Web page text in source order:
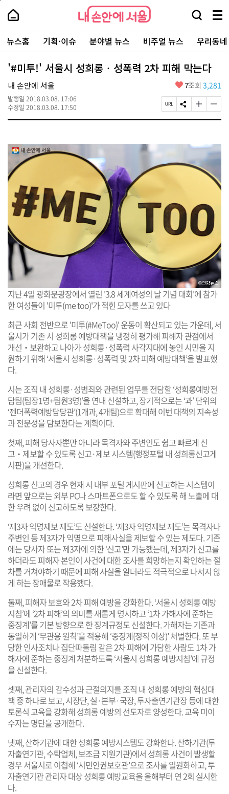
본
로
가
내
손
안
에
서
울
-
서
울
시
대
표
소
털
내
손
에
울
검
창
열
기
메
뉴
전
체
보
주
요
서
뉴스홈 기획·이슈 분야별 뉴스 비주얼 뉴스 우리동
'#미투!' 서울시 성희롱‧성폭력 2차 피해 막는다
내 손안에 서울
발행일 2018.03.08. 17:06
수정일 2018.03.08. 17:50
좋
요
7조회 3,281
페
이
R
L
복
사
S
N
유
하
기
글
자
크
게
변
경
하
글
자
작
게
변
경
하
기
지난 4일 광화문광장에서 열린 '3.8 세계여성의 날 기념 대회'에 참가
한 여성들이 '미투(me too)'가 적힌 모자를 쓰고 있다
최근 사회 전반으로 '미투(#MeToo)' 운동이 확산되고 있는 가운데, 서
울시가 기존 시 성희롱 예방대책을 냉정히 평가해 피해자 관점에서
개선‧보완하고 나아가 성희롱·성폭력 사각지대에 놓인 시민을 지
원하기 위해 ‘서울시 성희롱·성폭력 및 2차 피해 예방대책’을 발표했
다.
시는 조직 내 성희롱·성범죄와 관련된 업무를 전담할 ‘성희롱예방전
담팀(팀장1명+팀원3명)’을 연내 신설하고, 장기적으로는 ‘과’ 단위의
‘젠더폭력예방담당관’(1개과, 4개팀)으로 확대해 이번 대책의 지속성
과 전문성을 담보한다는 계획이다.
첫째, 피해 당사자뿐만 아니라 목격자와 주변인도 쉽고 빠르게 신
고‧제보할 수 있도록 신고·제보 시스템(행정포털 내 성희롱신고게
시판)을 개선한다.
성희롱 신고의 경우 현재 시 내부 포털 게시판에 신고하는 시스템이
라면 앞으로는 외부 PC나 스마트폰으로도 할 수 있도록 해 노출에 대
한 우려 없이 신고하도록 보장한다.
‘제3자 익명제보 제도’도 신설한다. ‘제3자 익명제보 제도’는 목격자나
주변인 등 제3자가 익명으로 피해사실을 제보할 수 있는 제도다. 기존
에는 당사자 또는 제3자에 의한 ‘신고’만 가능했는데, 제3자가 신고를
하더라도 피해자 본인이 사건에 대한 조사를 희망하는지 확인하는 절
차를 거쳐야하기 때문에 피해 사실을 알더라도 적극적으로 나서지 않
게 하는 장애물로 작용했다.
둘째, 피해자 보호와 2차 피해 예방을 강화한다. ‘서울시 성희롱 예방
지침’에 ‘2차 피해’의 의미를 새롭게 명시하고 ‘1차 가해자에 준하는
중징계’를 기본 방향으로 한 징계규정도 신설한다. 가해자는 기존과
동일하게 ‘무관용 원칙’을 적용해 ‘중징계(정직 이상)’ 처벌한다. 또 부
당한 인사조치나 집단따돌림 같은 2차 피해에 가담한 사람도 1차 가
해자에 준하는 중징계 처분하도록 ‘서울시 성희롱 예방지침’에 규정
을 신설한다.
셋째, 관리자의 감수성과 근절의지를 조직 내 성희롱 예방의 핵심대
책 중 하나로 보고, 시장단, 실·본부·국장, 투자출연기관장 등에 대한
토론식 교육을 강화해 성희롱 예방의 선도자로 양성한다. 교육 미이
수자는 명단을 공개한다.
넷째, 산하기관에 대한 성희롱 예방시스템도 강화한다. 산하기관(투
자출연기관, 수탁업체, 보조금 지원기관)에서 성희롱 사건이 발생할
경우 서울시로 이첩해 ‘시민인권보호관’으로 조사를 일원화하고, 투
자출연기관 관리자 대상 성희롱 예방교육을 올해부터 연 2회 실시한
다.
페
상
단
로